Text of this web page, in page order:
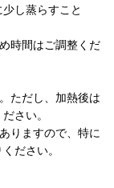
し蒸らすこと
時間はご調整くだ
ただし、加熱後は
さい。
りますので、特に
ださい。